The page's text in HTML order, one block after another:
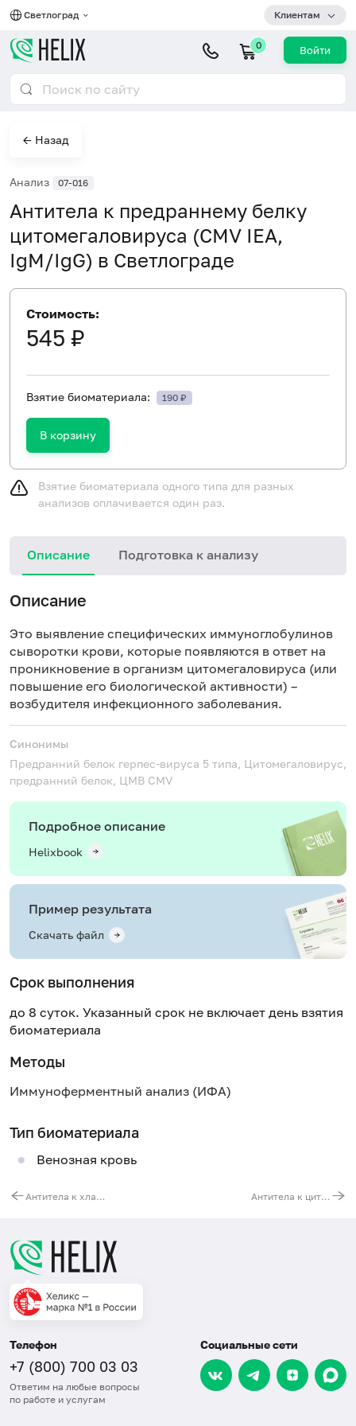
Светлоград Клиентам
0 Войти
← Назад
Анализ 07-016
Антитела к предраннему белку
цитомегаловируса (CMV IEA,
IgM/IgG) в Светлограде
Стоимость:
545 ₽
Взятие биоматериала: 190 ₽
В корзину
Взятие биоматериала одного типа для разных
анализов оплачивается один раз.
Описание Подготовка к анализу
Описание
Это выявление специфических иммуноглобулинов
сыворотки крови, которые появляются в ответ на
проникновение в организм цитомегаловируса (или
повышение его биологической активности) –
возбудителя инфекционного заболевания.
Синонимы
Предранний белок герпес-вируса 5 типа, Цитомегаловирус,
предранний белок, ЦМВ CMV
Подробное описание
Helixbook
Пример результата
Скачать файл
Срок выполнения
до 8 суток. Указанный срок не включает день взятия
биоматериала
Методы
Иммуноферментный анализ (ИФА)
Тип биоматериала
Венозная кровь
Антитела к хламидии трахоматис (Chlamydia trachomatis, IgM) Антитела к цитомегаловирусу (Cytomegalovirus, IgG)
Телефон
+7 (800) 700 03 03
Ответим на любые вопросы
по работе и услугам
Социальные сети